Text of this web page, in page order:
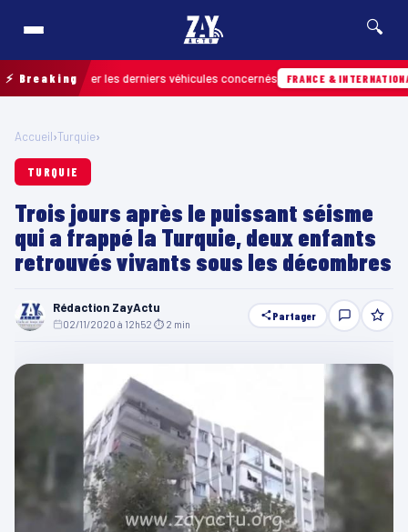
🔍
⚡ Breaking
retrouver les derniers véhicules concernés FRANCE & INTERNATIONALE
Accueil›Turquie›
TURQUIE
Trois jours après le puissant séisme
qui a frappé la Turquie, deux enfants
retrouvés vivants sous les décombres
Rédaction ZayActu
02/11/2020 à 12h52 ⏱ 2 min
Partager